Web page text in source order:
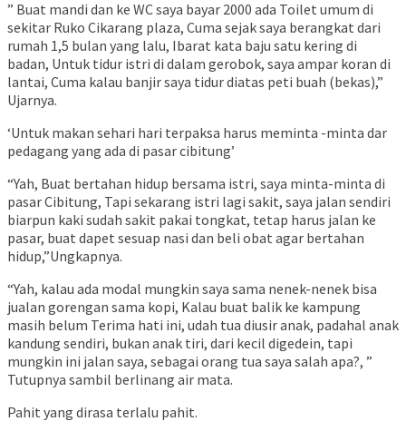
” Buat mandi dan ke WC saya bayar 2000 ada Toilet umum di
sekitar Ruko Cikarang plaza, Cuma sejak saya berangkat dari
rumah 1,5 bulan yang lalu, Ibarat kata baju satu kering di
badan, Untuk tidur istri di dalam gerobok, saya ampar koran di
lantai, Cuma kalau banjir saya tidur diatas peti buah (bekas),”
Ujarnya.
‘Untuk makan sehari hari terpaksa harus meminta -minta dar
pedagang yang ada di pasar cibitung’
“Yah, Buat bertahan hidup bersama istri, saya minta-minta di
pasar Cibitung, Tapi sekarang istri lagi sakit, saya jalan sendiri
biarpun kaki sudah sakit pakai tongkat, tetap harus jalan ke
pasar, buat dapet sesuap nasi dan beli obat agar bertahan
hidup,”Ungkapnya.
“Yah, kalau ada modal mungkin saya sama nenek-nenek bisa
jualan gorengan sama kopi, Kalau buat balik ke kampung
masih belum Terima hati ini, udah tua diusir anak, padahal anak
kandung sendiri, bukan anak tiri, dari kecil digedein, tapi
mungkin ini jalan saya, sebagai orang tua saya salah apa?, ”
Tutupnya sambil berlinang air mata.
Pahit yang dirasa terlalu pahit.